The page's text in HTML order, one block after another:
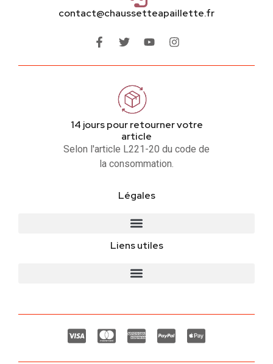
contact@chaussetteapaillette.fr
14 jours pour retourner votre
article
Selon l'article L221-20 du code de
la consommation.
Légales
Liens utiles